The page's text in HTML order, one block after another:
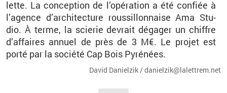
lette. La concep­tion de l’opé­ra­tion a été confiée à
l’agence d’ar­chi­tec­ture rous­sillon­naise Ama Stu­
dio. À terme, la scie­rie de­vrait dé­ga­ger un chiffre
d’af­faires an­nuel de près de 3 M€. Le pro­jet est
porté par la so­ciété Cap Bois Py­ré­nées.
David Da­niel­zik / da­niel­zik@​la­let­trem.​net